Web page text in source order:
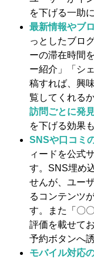
を下げる一助
最新情報やブ
っとしたブロ
ーの滞在時間
ー紹介」「シ
稿すれば、興
覧してくれる
訪問ごとに発
を下げる効果
SNSや口コミ
ィードを公式
す。SNS埋め
せんが、ユー
るコンテンツ
す。また「〇
評価を載せて
予約ボタンへ
モバイル対応